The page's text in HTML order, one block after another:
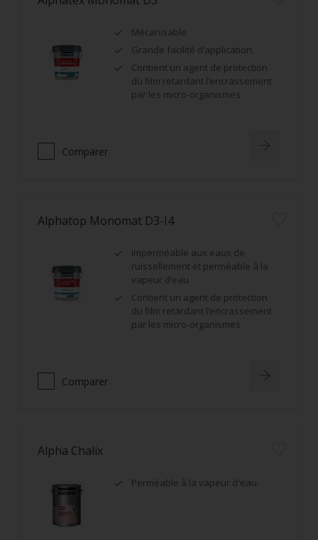
Mécanisable
Grande facilité d’application.
Contient un agent de protection
du film retardant l’encrassement
par les micro-organismes
Comparer
Alphatop Monomat D3-I4
Imperméable aux eaux de
ruissellement et perméable à la
vapeur d’eau
Contient un agent de protection
du film retardant l’encrassement
par les micro-organismes
Comparer
Alpha Chalix
Perméable à la vapeur d'eau.